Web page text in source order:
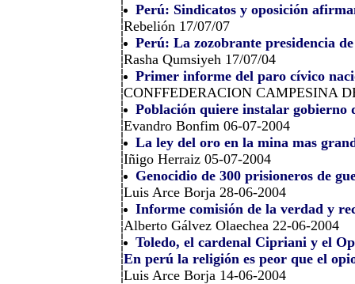
Perú: Sindicatos y oposición
Rebelión 17/07/07
Perú: La zozobrante presidencia
Rasha Qumsiyeh 17/07/04
Primer informe del paro cívico
CONFFEDERACION CAMPESINA
Población quiere instalar gobierno
Evandro Bonfim 06-07-2004
La ley del oro en la mina mas
Iñigo Herraiz 05-07-2004
Genocidio de 300 prisioneros de
Luis Arce Borja 28-06-2004
Informe comisión de la verdad y
Alberto Gálvez Olaechea 22-06-2004
Toledo, el cardenal Cipriani y el
En perú la religión es peor que el
Luis Arce Borja 14-06-2004